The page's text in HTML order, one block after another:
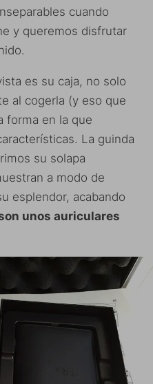
cuando
y queremos disfrutar
es su caja, no solo
al cogerla (y eso que
forma en la que
La guinda
su solapa
a modo de
esplendor, acabando
unos auriculares